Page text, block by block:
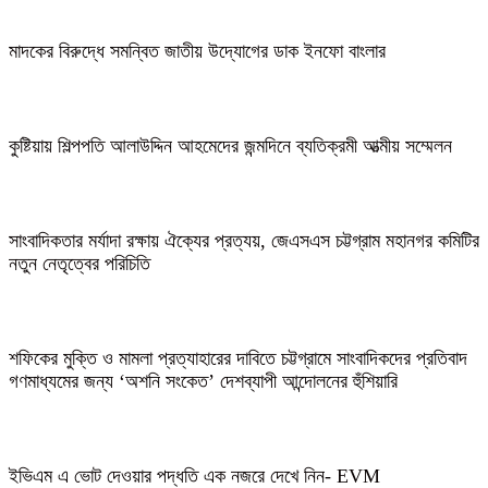
মাদকের বিরুদ্ধে সমন্বিত জাতীয় উদ্যোগের ডাক ইনফো বাংলার
কুষ্টিয়ায় শিল্পপতি আলাউদ্দিন আহমেদের জন্মদিনে ব্যতিক্রমী আত্মীয় সম্মেলন
সাংবাদিকতার মর্যাদা রক্ষায় ঐক্যের প্রত্যয়, জেএসএস চট্টগ্রাম মহানগর কমিটির
নতুন নেতৃত্বের পরিচিতি
শফিকের মুক্তি ও মামলা প্রত্যাহারের দাবিতে চট্টগ্রামে সাংবাদিকদের প্রতিবাদ
গণমাধ্যমের জন্য ‘অশনি সংকেত’ দেশব্যাপী আন্দোলনের হুঁশিয়ারি
ইভিএম এ ভোট দেওয়ার পদ্ধতি এক নজরে দেখে নিন- EVM